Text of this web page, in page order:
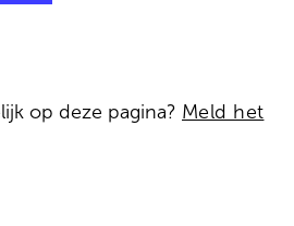
op deze pagina? Meld het